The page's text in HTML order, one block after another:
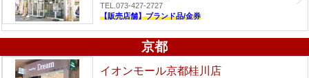
TEL.073-427-2727
【販売店舗】ブランド品/金券
京都
イオンモール京都桂川店